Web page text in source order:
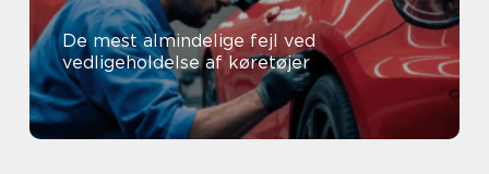
De mest almindelige fejl ved
vedligeholdelse af køretøjer